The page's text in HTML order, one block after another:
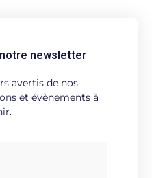
newsletter
avertis de nos
et évènements à